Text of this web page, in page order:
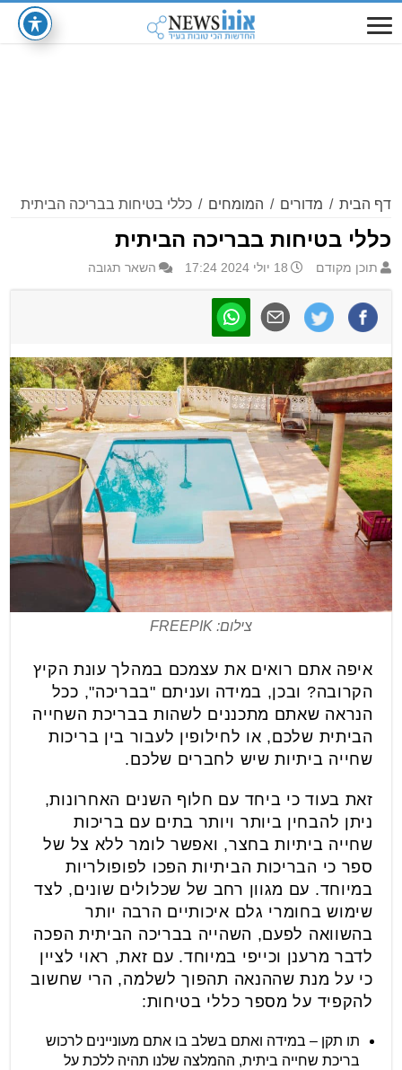
דף הבית / מדורים / המומחים / כללי בטיחות בבריכה הביתית
כללי בטיחות בבריכה הביתית
תוכן מקודם 18 יולי 2024 17:24 השאר תגובה
צילום: FREEPIK
איפה אתם רואים את עצמכם במהלך עונת הקיץ
הקרובה? ובכן, במידה ועניתם "בבריכה", ככל
הנראה שאתם מתכננים לשהות בבריכת השחייה
הביתית שלכם, או לחילופין לעבור בין בריכות
שחייה ביתיות שיש לחברים שלכם.
זאת בעוד כי ביחד עם חלוף השנים האחרונות,
ניתן להבחין ביותר ויותר בתים עם בריכות
שחייה ביתיות בחצר, ואפשר לומר ללא צל של
ספר כי הבריכות הביתיות הפכו לפופולריות
במיוחד. עם מגוון רחב של שכלולים שונים, לצד
שימוש בחומרי גלם איכותיים הרבה יותר
בהשוואה לפעם, השהייה בבריכה הביתית הפכה
לדבר מרענן וכייפי במיוחד. עם זאת, ראוי לציין
כי על מנת שההנאה תהפוך לשלמה, הרי שחשוב
להקפיד על מספר כללי בטיחות:
תו תקן – במידה ואתם בשלב בו אתם מעוניינים לרכוש
בריכת שחייה ביתית, ההמלצה שלנו תהיה ללכת על